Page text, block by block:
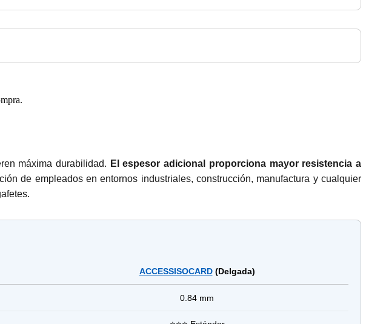
máxima durabilidad. El espesor adicional proporciona mayor resistencia a
de empleados en entornos industriales, construcción, manufactura y cualquier
ACCESSISOCARD(Delgada)
0.84 mm